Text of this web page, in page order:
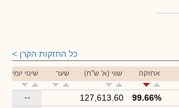
כל החזקות הקרן
אחזקה שווי (א' ש"ח) שער שינוי יומי
99.66%
127,613.60
--